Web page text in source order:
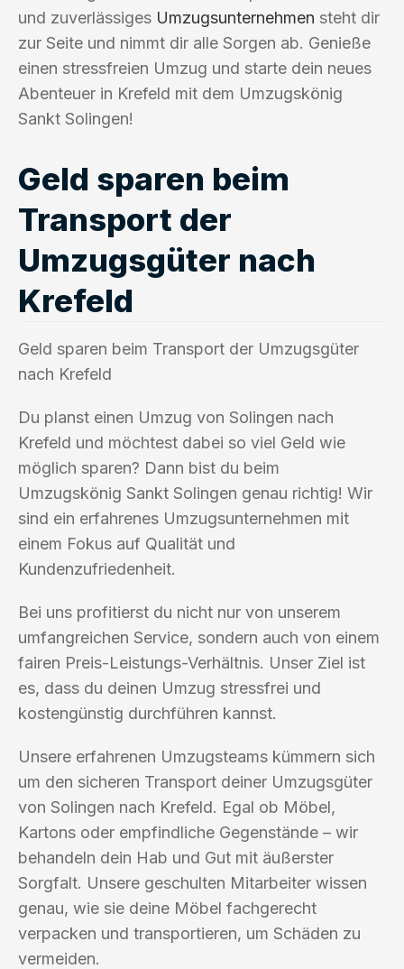
und zuverlässiges Umzugsunternehmen steht dir
zur Seite und nimmt dir alle Sorgen ab. Genieße
einen stressfreien Umzug und starte dein neues
Abenteuer in Krefeld mit dem Umzugskönig
Sankt Solingen!
Geld sparen beim
Transport der
Umzugsgüter nach
Krefeld
Geld sparen beim Transport der Umzugsgüter
nach Krefeld
Du planst einen Umzug von Solingen nach
Krefeld und möchtest dabei so viel Geld wie
möglich sparen? Dann bist du beim
Umzugskönig Sankt Solingen genau richtig! Wir
sind ein erfahrenes Umzugsunternehmen mit
einem Fokus auf Qualität und
Kundenzufriedenheit.
Bei uns profitierst du nicht nur von unserem
umfangreichen Service, sondern auch von einem
fairen Preis-Leistungs-Verhältnis. Unser Ziel ist
es, dass du deinen Umzug stressfrei und
kostengünstig durchführen kannst.
Unsere erfahrenen Umzugsteams kümmern sich
um den sicheren Transport deiner Umzugsgüter
von Solingen nach Krefeld. Egal ob Möbel,
Kartons oder empfindliche Gegenstände – wir
behandeln dein Hab und Gut mit äußerster
Sorgfalt. Unsere geschulten Mitarbeiter wissen
genau, wie sie deine Möbel fachgerecht
verpacken und transportieren, um Schäden zu
vermeiden.